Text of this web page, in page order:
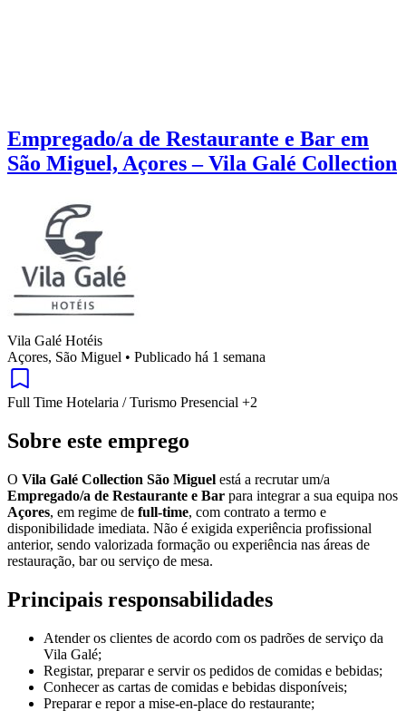
Empregado/a de Restaurante e Bar em
São Miguel, Açores – Vila Galé Collection
Vila Galé Hotéis
Açores, São Miguel • Publicado há 1 semana
Full Time Hotelaria / Turismo Presencial +2
Sobre este emprego
O Vila Galé Collection São Miguel está a recrutar um/a
Empregado/a de Restaurante e Bar para integrar a sua equipa nos
Açores, em regime de full-time, com contrato a termo e
disponibilidade imediata. Não é exigida experiência profissional
anterior, sendo valorizada formação ou experiência nas áreas de
restauração, bar ou serviço de mesa.
Principais responsabilidades
Atender os clientes de acordo com os padrões de serviço da
Vila Galé;
Registar, preparar e servir os pedidos de comidas e bebidas;
Conhecer as cartas de comidas e bebidas disponíveis;
Preparar e repor a mise-en-place do restaurante;